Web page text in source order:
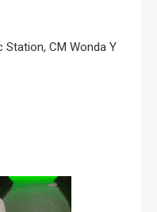
Station, CM Wonda Y